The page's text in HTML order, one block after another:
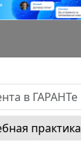
практика